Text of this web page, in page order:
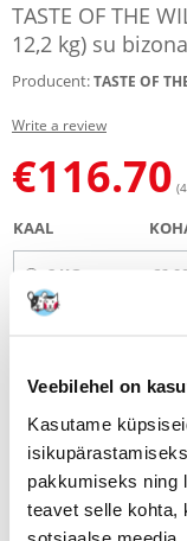
Veebilehel on
Kasutame
pakkumiseks ning
teavet selle kohta,
sotsiaalse
TASTE OF THE
12,2 kg) su
Producent:TASTE OF
Write a review
€116.70
KAAL
2 KG €6.00
12.2 KG
24.4 KG